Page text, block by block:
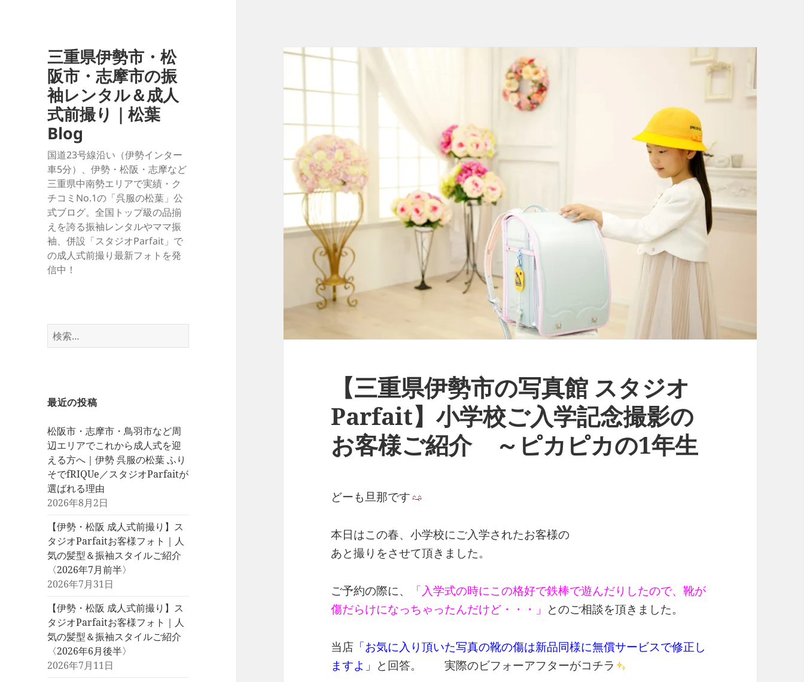
三重県伊勢市・松
阪市・志摩市の振
袖レンタル＆成人
式前撮り｜松葉
Blog
国道23号線沿い（伊勢インター
車5分）、伊勢・松阪・志摩など
三重県中南勢エリアで実績・ク
チコミNo.1の「呉服の松葉」公
式ブログ。全国トップ級の品揃
えを誇る振袖レンタルやママ振
袖、併設「スタジオParfait」で
の成人式前撮り最新フォトを発
信中！
検
索:
最近の投稿
松阪市・志摩市・鳥羽市など周
辺エリアでこれから成人式を迎
える方へ｜伊勢 呉服の松葉 ふり
そでfRIQUe／スタジオParfaitが
選ばれる理由
2026年8月2日
【伊勢・松阪 成人式前撮り】ス
タジオParfaitお客様フォト｜人
気の髪型＆振袖スタイルご紹介
〈2026年7月前半〉
2026年7月31日
【伊勢・松阪 成人式前撮り】ス
タジオParfaitお客様フォト｜人
気の髪型＆振袖スタイルご紹介
〈2026年6月後半〉
2026年7月11日
【三重県伊勢市の写真館 スタジオ
Parfait】小学校ご入学記念撮影の
お客様ご紹介 ～ピカピカの1年生
どーも旦那です
本日はこの春、小学校にご入学されたお客様の
あと撮りをさせて頂きました。
ご予約の際に、
「入学式の時にこの格好で鉄棒で遊んだりしたので、靴が
傷だらけになっちゃったんだけど・・・」 とのご相談を頂きました。
当店 「お気に入り頂いた写真の靴の傷は新品同様に無償サービスで修正し
ますよ」 と回答。 実際のビフォーアフターがコチラ